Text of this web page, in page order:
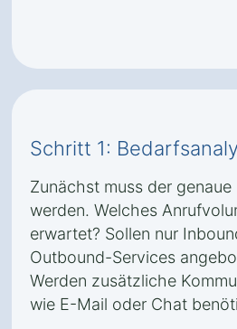
Schritt 1:
Zunächst muss der
werden. Welches
erwartet? Sollen nur
Outbound-Services
Werden zusätzliche
wie E-Mail oder Chat